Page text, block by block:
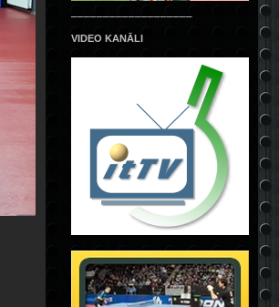
VIDEO KANĀLI